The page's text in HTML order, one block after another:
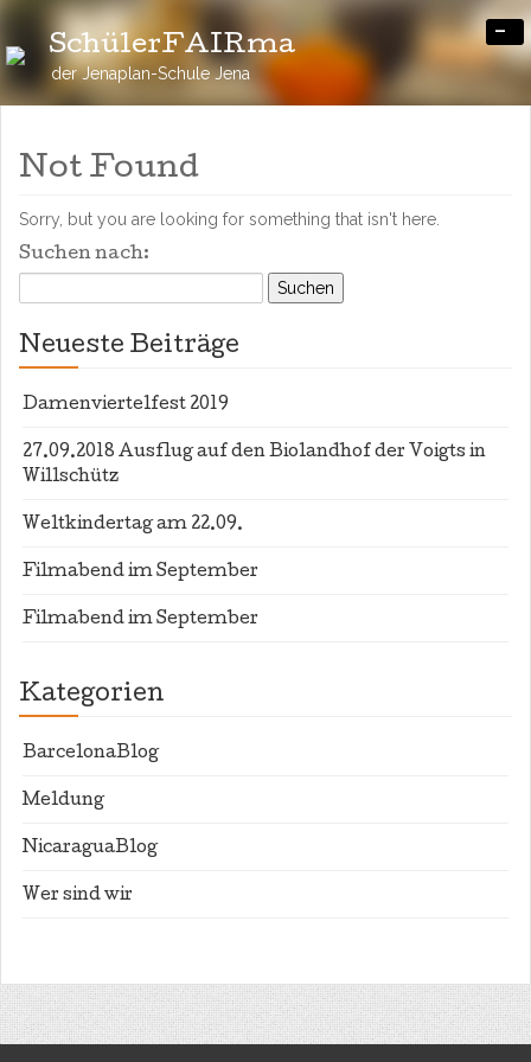
SchülerFAIRma
der Jenaplan-Schule Jena
-
Not Found
Sorry, but you are looking for something that isn't here.
Suchen nach:
Neueste Beiträge
Damenviertelfest 2019
27.09.2018 Ausflug auf den Biolandhof der Voigts in
Willschütz
Weltkindertag am 22.09.
Filmabend im September
Filmabend im September
Kategorien
BarcelonaBlog
Meldung
NicaraguaBlog
Wer sind wir